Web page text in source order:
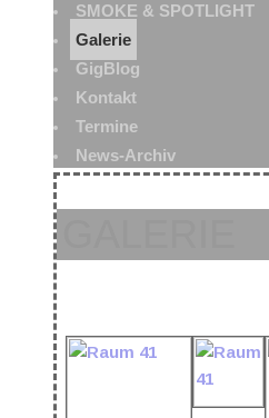
SMOKE & SPOTLIGHT
Galerie
GigBlog
Kontakt
Termine
News-Archiv